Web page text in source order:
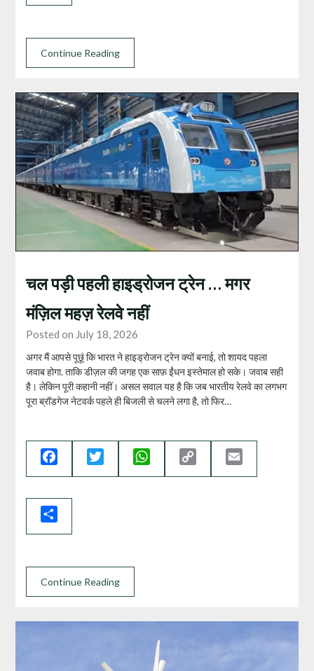
Continue Reading
चल पड़ी पहली हाइड्रोजन ट्रेन … मगर
मंज़िल महज़ रेलवे नहीं
Posted on July 18, 2026
अगर मैं आपसे पूछूं कि भारत ने हाइड्रोजन ट्रेन क्यों बनाई, तो शायद पहला
जवाब होगा. ताकि डीज़ल की जगह एक साफ़ ईंधन इस्तेमाल हो सके। जवाब सही
है। लेकिन पूरी कहानी नहीं। असल सवाल यह है कि जब भारतीय रेलवे का लगभग
पूरा ब्रॉडगेज नेटवर्क पहले ही बिजली से चलने लगा है, तो फिर…
Facebook Twitter WhatsApp
Continue Reading